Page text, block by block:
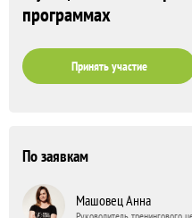
программах
Принять участие
По заявкам
Машовец Анна
Руководитель тренингового